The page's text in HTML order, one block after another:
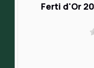
Ferti d'Or